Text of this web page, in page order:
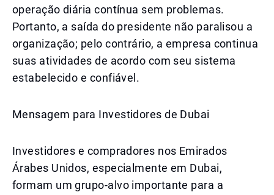
operação diária contínua sem problemas.
Portanto, a saída do presidente não paralisou a
organização; pelo contrário, a empresa continua
suas atividades de acordo com seu sistema
estabelecido e confiável.
Mensagem para Investidores de Dubai
Investidores e compradores nos Emirados
Árabes Unidos, especialmente em Dubai,
formam um grupo-alvo importante para a